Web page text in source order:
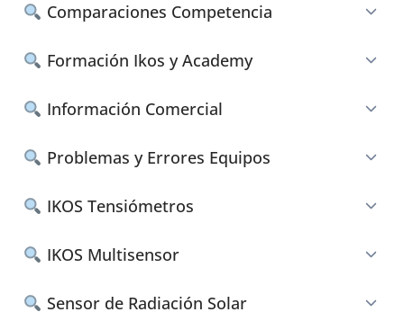
Comparaciones Competencia
Formación Ikos y Academy
Información Comercial
Problemas y Errores Equipos
IKOS Tensiómetros
IKOS Multisensor
Sensor de Radiación Solar